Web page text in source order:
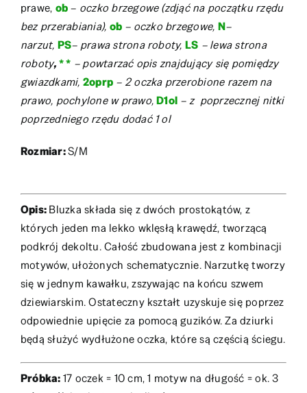
prawe, ob– oczko brzegowe (zdjąć na początku rzędu
bez przerabiania), ob – oczko brzegowe, N–
narzut, PS– prawa strona roboty, LS – lewa strona
roboty,* * – powtarzać opis znajdujący się pomiędzy
gwiazdkami, 2oprp – 2 oczka przerobione razem na
prawo, pochylone w prawo,D1ol – z poprzecznej nitki
poprzedniego rzędu dodać 1 ol
Rozmiar:S/M
Opis:Bluzka składa się z dwóch prostokątów, z
których jeden ma lekko wklęsłą krawędź, tworzącą
podkrój dekoltu. Całość zbudowana jest z kombinacji
motywów, ułożonych schematycznie. Narzutkę tworzy
się w jednym kawałku, zszywając na końcu szwem
dziewiarskim. Ostateczny kształt uzyskuje się poprzez
odpowiednie upięcie za pomocą guzików. Za dziurki
będą służyć wydłużone oczka, które są częścią ściegu.
Próbka:17 oczek = 10 cm, 1 motyw na długość = ok. 3